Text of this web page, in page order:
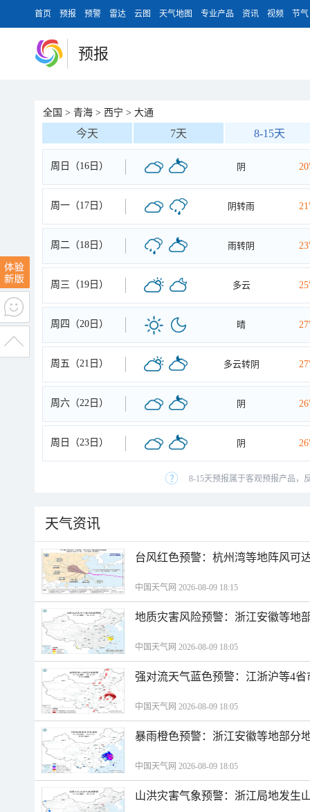
首页 预报 预警 雷达 云图 天气地图 专业产品 资讯 视频 节气
预报
全国 > 青海 > 西宁 > 大通
今天 7天 8-15天
周日（16日） 阴
周一（17日） 阴转雨
周二（18日） 雨转阴
周三（19日） 多云
周四（20日） 晴
周五（21日） 多云转阴
周六（22日） 阴
周日（23日） 阴
8-15天预报属于客观预报产品，
天气资讯
台风红色预警：杭州湾等地阵风可
中国天气网 2026-08-09 18:15
地质灾害风险预警：浙江安徽等地
中国天气网 2026-08-09 18:05
强对流天气蓝色预警：江浙沪等4
中国天气网 2026-08-09 18:05
暴雨橙色预警：浙江安徽等地部分
中国天气网 2026-08-09 18:05
山洪灾害气象预警：浙江局地发生